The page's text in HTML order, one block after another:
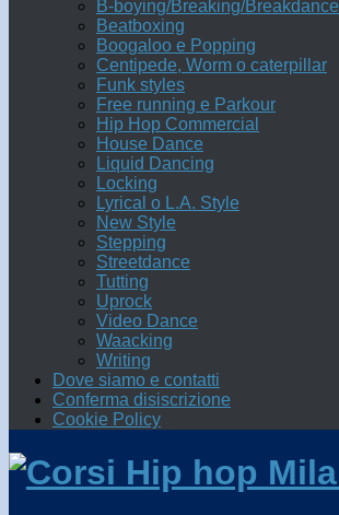
B-boying/Breaking/Breakdance
Beatboxing
Boogaloo e Popping
Centipede, Worm o caterpillar
Funk styles
Free running e Parkour
Hip Hop Commercial
House Dance
Liquid Dancing
Locking
Lyrical o L.A. Style
New Style
Stepping
Streetdance
Tutting
Uprock
Video Dance
Waacking
Writing
Dove siamo e contatti
Conferma disiscrizione
Cookie Policy